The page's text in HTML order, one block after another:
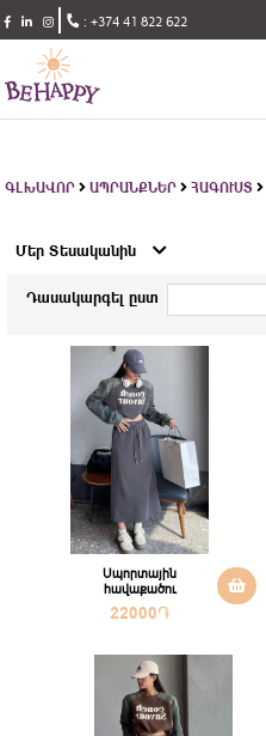
:+374 41 822 622
ԳԼԽԱՎՈՐ ԱՊՐԱՆՔՆԵՐ ՀԱԳՈՒՍՏ
Մեր Տեսականին
Դասակարգել ըստ
Սպորտային
հավաքածու
22000֏